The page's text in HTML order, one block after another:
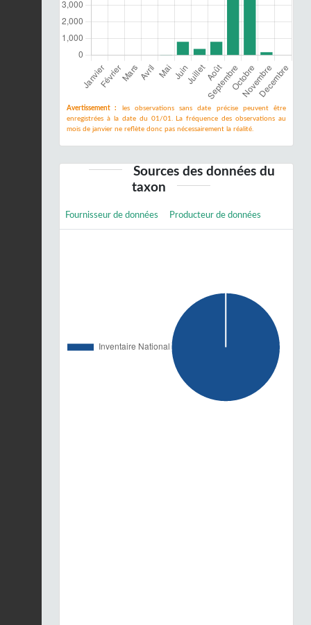
Avertissement :
les observations sans date précise peuvent être
enregistrées à la date du 01/01. La fréquence des observations au
mois de janvier ne reflète donc pas nécessairement la réalité.
Sources des données du
taxon
Fournisseur de données Producteur de données